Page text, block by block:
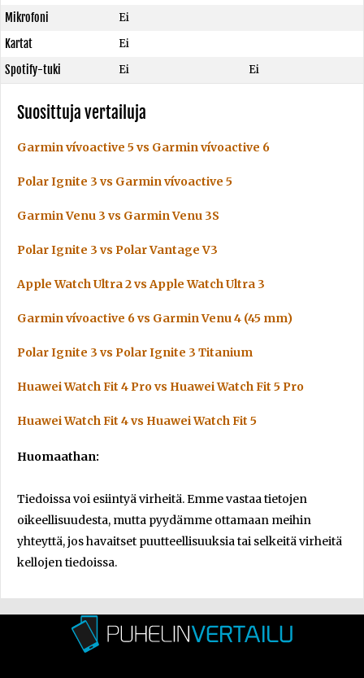
Mikrofoni
Ei
Kartat
Ei
Spotify-tuki
Ei Ei
Suosittuja vertailuja
Garmin vívoactive 5 vs Garmin vívoactive 6
Polar Ignite 3 vs Garmin vívoactive 5
Garmin Venu 3 vs Garmin Venu 3S
Polar Ignite 3 vs Polar Vantage V3
Apple Watch Ultra 2 vs Apple Watch Ultra 3
Garmin vívoactive 6 vs Garmin Venu 4 (45 mm)
Polar Ignite 3 vs Polar Ignite 3 Titanium
Huawei Watch Fit 4 Pro vs Huawei Watch Fit 5 Pro
Huawei Watch Fit 4 vs Huawei Watch Fit 5
Huomaathan:
Tiedoissa voi esiintyä virheitä. Emme vastaa tietojen
oikeellisuudesta, mutta pyydämme ottamaan meihin
yhteyttä, jos havaitset puutteellisuuksia tai selkeitä virheitä
kellojen tiedoissa.